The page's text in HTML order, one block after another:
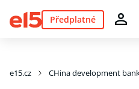
Předplatné
e15.cz CHina development